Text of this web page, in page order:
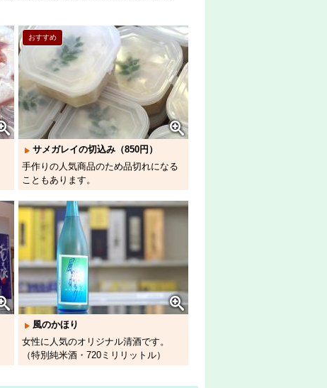
おすすめ
サメガレイの切込み（850円）
手作りの人気商品のため品切れになる
こともあります。
風のかほり
女性に人気のオリジナル清酒です。
（特別純米酒・720ミリリットル）